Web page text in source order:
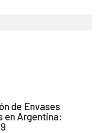
de Envases
en Argentina: